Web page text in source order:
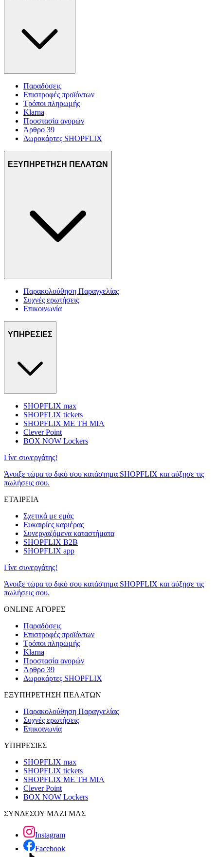
Παραδόσεις
Επιστροφές προϊόντων
Τρόποι πληρωμής
Klarna
Προστασία αγορών
Άρθρο 39
Δωροκάρτες SHOPFLIX
ΕΞΥΠΗΡΕΤΗΣΗ ΠΕΛΑΤΩΝ
Παρακολούθηση Παραγγελίας
Συχνές ερωτήσεις
Επικοινωνία
ΥΠΗΡΕΣΙΕΣ
SHOPFLIX max
SHOPFLIX tickets
SHOPFLIX ΜΕ ΤΗ ΜΙΑ
Clever Point
BOX NOW Lockers
Γίνε συνεργάτης!
Άνοιξε τώρα το δικό σου κατάστημα SHOPFLIX και αύξησε τις
πωλήσεις σου.
ΕΤΑΙΡΕΙΑ
Σχετικά με εμάς
Ευκαιρίες καριέρας
Συνεργαζόμενα καταστήματα
SHOPFLIX B2B
SHOPFLIX app
Γίνε συνεργάτης!
Άνοιξε τώρα το δικό σου κατάστημα SHOPFLIX και αύξησε τις
πωλήσεις σου.
ONLINE ΑΓΟΡΕΣ
Παραδόσεις
Επιστροφές προϊόντων
Τρόποι πληρωμής
Klarna
Προστασία αγορών
Άρθρο 39
Δωροκάρτες SHOPFLIX
ΕΞΥΠΗΡΕΤΗΣΗ ΠΕΛΑΤΩΝ
Παρακολούθηση Παραγγελίας
Συχνές ερωτήσεις
Επικοινωνία
ΥΠΗΡΕΣΙΕΣ
SHOPFLIX max
SHOPFLIX tickets
SHOPFLIX ΜΕ ΤΗ ΜΙΑ
Clever Point
BOX NOW Lockers
ΣΥΝΔΕΣΟΥ ΜΑΖΙ ΜΑΣ
Instagram
Facebook